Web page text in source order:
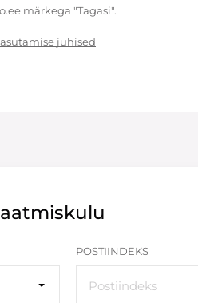
märkega "Tagasi".
juhised
POSTIINDEKS